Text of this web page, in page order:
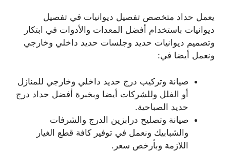
يعمل حداد متخصص تفصيل ديوانيات في تفصيل
ديوانيات باستخدام أفضل المعدات والأدوات في ابتكار
وتصميم ديوانيات حديد وجلسات حديد داخلي وخارجي
ونعمل أيضا في:
صيانة وتركيب درج حديد داخلي وخارجي للمنازل
أو الفلل وللشركات أيضا وبخبرة أفضل حداد درج
حديد الصباحية.
صيانة وتصليح درابزين الدرج والشرفات
والشبابيك ونعمل في توفير كافة قطع الغيار
اللازمة وبأرخص سعر.